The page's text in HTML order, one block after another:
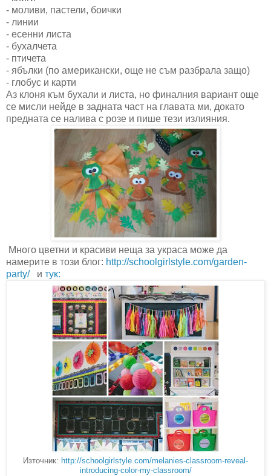
- моливи, пастели, боички
- линии
- есенни листа
- бухалчета
- птичета
- ябълки (по американски, още не съм разбрала защо)
- глобус и карти
Аз клоня към бухали и листа, но финалния вариант още
се мисли нейде в задната част на главата ми, докато
предната се налива с розе и пише тези излияния.
Много цветни и красиви неща за украса може да
намерите в този блог: http://schoolgirlstyle.com/garden-
party/и тук:
Източник: http://schoolgirlstyle.com/melanies-classroom-reveal-
introducing-color-my-classroom/